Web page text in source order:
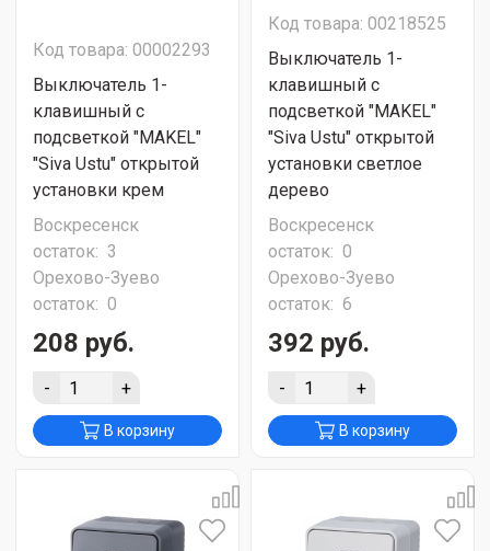
Код товара: 00002293
Выключатель 1-
клавишный с
подсветкой "MAKEL"
"Siva Ustu" открытой
установки крем
Воскресенск
остаток: 3
Орехово-Зуево
остаток: 0
208 руб.
- +
В корзину
Код товара: 00218525
Выключатель 1-
клавишный с
подсветкой "MAKEL"
"Siva Ustu" открытой
установки светлое
дерево
Воскресенск
остаток: 0
Орехово-Зуево
остаток: 6
392 руб.
- +
В корзину